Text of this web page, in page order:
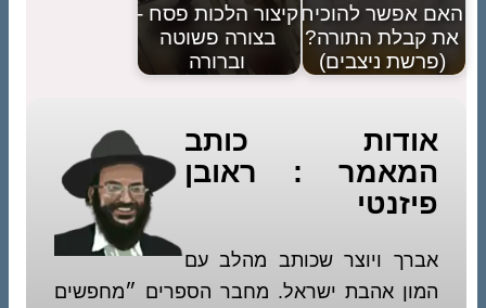
האם אפשר להוכיח
את קבלת התורה?
(פרשת ניצבים)
קיצור הלכות פסח -
בצורה פשוטה
וברורה
אודות כותב
המאמר : ראובן
פיזנטי
אברך ויוצר שכותב מהלב עם
המון אהבת ישראל. מחבר הספרים ״מחפשים